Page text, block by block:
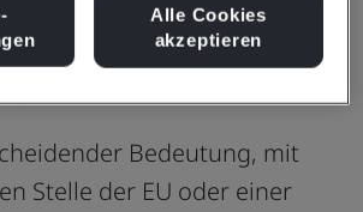
es auf den Markt
Bedeutung, mit
Stelle der EU oder einer
Alle Cookies
akzeptieren